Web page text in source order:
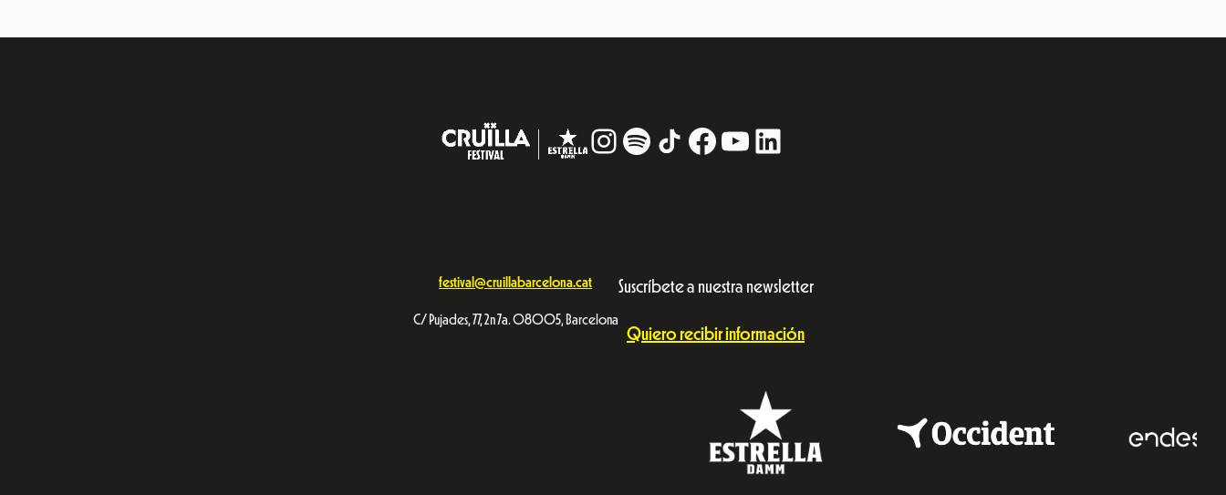
Instagram
# TikTokFacebook
YouTube
LinkedIn
festival@cruillabarcelona.cat
C/ Pujades, 77, 2n 7a. 08005, Barcelona
Suscríbete a nuestra newsletter
Quiero recibir información